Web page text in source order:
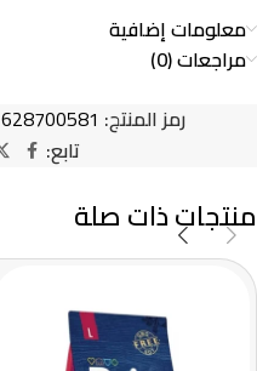
معلومات إضافية
مراجعات (0)
رمز المنتج: 628700581 015 3
تابع:
منتجات ذات صلة